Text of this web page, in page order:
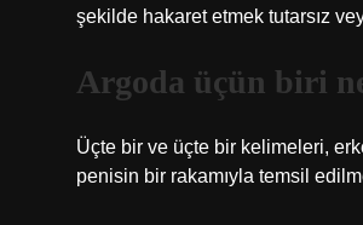
şekilde hakaret etmek tutarsız
Argoda üçün biri
Üçte bir ve üçte bir kelimeleri,
penisin bir rakamıyla temsil